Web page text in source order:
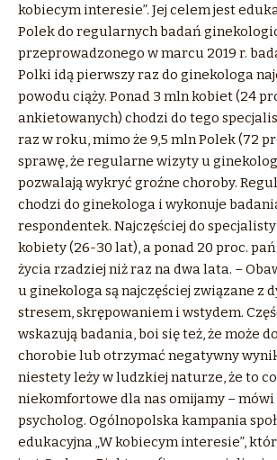
kobiecym interesie”. Jej celem jest
Polek do regularnych badań
przeprowadzonego w marcu 2019 r.
Polki idą pierwszy raz do ginekologa
powodu ciąży. Ponad 3 mln kobiet (24
ankietowanych) chodzi do tego
raz w roku, mimo że 9,5 mln Polek (72
sprawę, że regularne wizyty u
pozwalają wykryć groźne choroby.
chodzi do ginekologa i wykonuje
respondentek. Najczęściej do specjalisty
kobiety (26-30 lat), a ponad 20 proc.
życia rzadziej niż raz na dwa lata. –
u ginekologa są najczęściej związane z
stresem, skrępowaniem i wstydem.
wskazują badania, boi się też, że może
chorobie lub otrzymać negatywny
niestety leży w ludzkiej naturze, że to
niekomfortowe dla nas omijamy –
psycholog. Ogólnopolska kampania
edukacyjna „W kobiecym interesie”,